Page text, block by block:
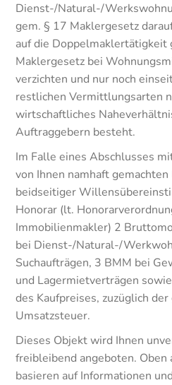
Dienst-/Natural-/
gem. § 17 Maklergesetz
auf die Doppelmaklertätigkeit
Maklergesetz bei
verzichten und nur noch
restlichen Vermittlungsarten
wirtschaftliches
Auftraggebern besteht.
Im Falle eines Abschlusses
von Ihnen namhaft
beidseitiger
Honorar (lt.
Immobilienmakler) 2
bei Dienst-/Natural-/
Suchaufträgen, 3 BMM bei
und Lagermietverträgen
des Kaufpreises, zuzüglich
Umsatzsteuer.
Dieses Objekt wird Ihnen
freibleibend angeboten. Oben
basieren auf Informationen